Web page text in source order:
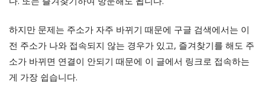
하지만 문제는 주소가 자주 바뀌기 때문에 구글 검색에서는 이
전 주소가 나와 접속되지 않는 경우가 있고, 즐겨찾기를 해도 주
소가 바뀌면 연결이 안되기 때문에 이 글에서 링크로 접속하는
게 가장 쉽습니다.